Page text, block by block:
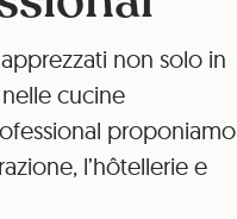
non solo in
cucine
proponiamo
l’hôtellerie e